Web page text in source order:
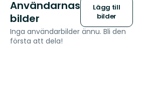
Användarnas
bilder
Lägg till
bilder
Inga användarbilder ännu. Bli den
första att dela!